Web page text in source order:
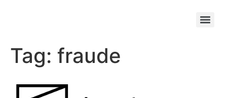
Tag: fraude